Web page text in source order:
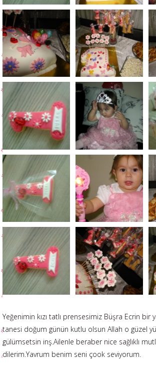
Yeğenimin kızı tatlı prensesimiz Büşra Ecrin bir
tanesi doğum günün kutlu olsun Allah o güzel
gülümsetsin inş.Ailenle beraber nice sağlıklı
dilerim.Yavrum benim seni çook seviyorum.